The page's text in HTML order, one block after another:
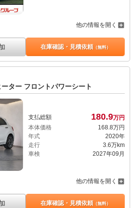
他の情報を開く
在庫確認・見積依頼（無料）
ター フロントパワーシート
支払総額 180.9万円
本体価格
168. 8万円
年式
2020年
走行
3.6万km
車検
2027年09月
他の情報を開く
在庫確認・見積依頼（無料）